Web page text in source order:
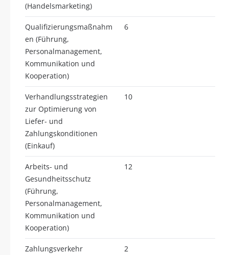
(Handelsmarketing)
Qualifizierungsmaßnahm
en (Führung,
Personalmanagement,
Kommunikation und
Kooperation)
6
Verhandlungsstrategien
zur Optimierung von
Liefer- und
Zahlungskonditionen
(Einkauf)
10
Arbeits- und
Gesundheitsschutz
(Führung,
Personalmanagement,
Kommunikation und
Kooperation)
12
Zahlungsverkehr
2